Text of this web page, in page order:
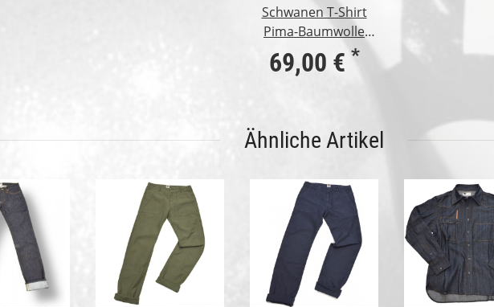
Schwanen T-Shirt
Pima-Baumwolle
deep black XXL
69,00 € *
Ähnliche Artikel